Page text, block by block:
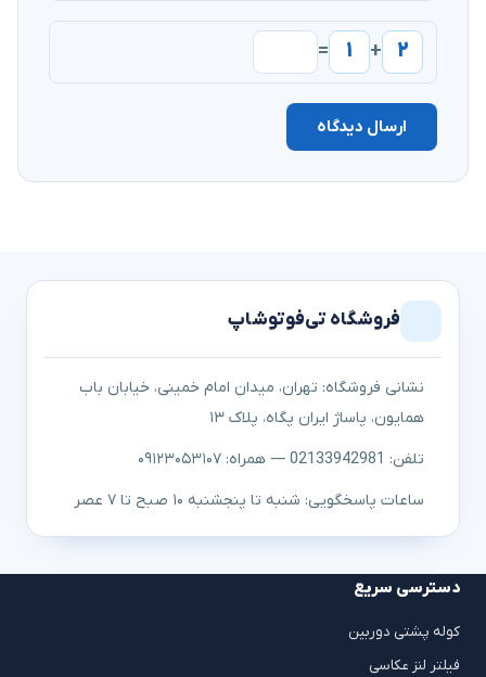
۲ + ۱ =
ارسال دیدگاه
فروشگاه تی‌فوتوشاپ
نشانی فروشگاه: تهران، میدان امام خمینی، خیابان باب
همایون، پاساژ ایران پگاه، پلاک ۱۳
تلفن: 02133942981 — همراه: ۰۹۱۲۳۰۵۳۱۰۷
ساعات پاسخگویی: شنبه تا پنجشنبه ۱۰ صبح تا ۷ عصر
دسترسی سریع
کوله پشتی دوربین
فیلتر لنز عکاسی